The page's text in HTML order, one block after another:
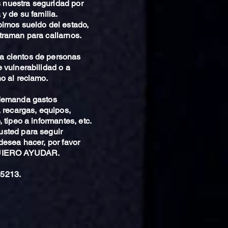
seguridad por
de su familia.
sueldo del estado,
para callarnos.
cientos de personas
vulnerabilidad o a
al reclamo.
gastos
equipos,
tipeo a informantes, etc.
para seguir
hacer, por favor
AYUDAR.